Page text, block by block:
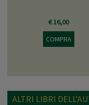
€ 16,00
COMPRA
ALTRI LIBRI